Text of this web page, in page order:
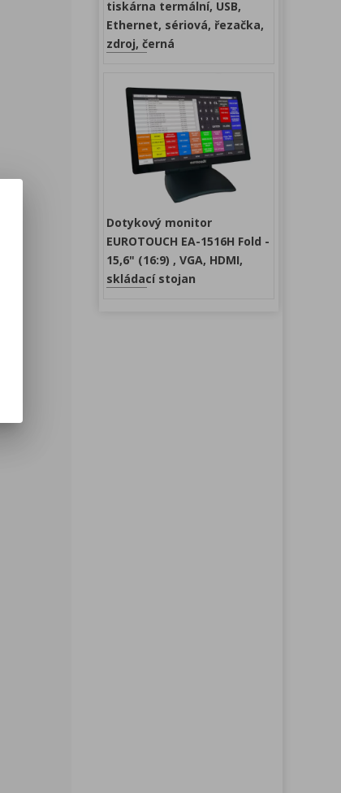
tiskárna termální, USB,
Ethernet, sériová, řezačka,
zdroj, černá
Dotykový monitor
EUROTOUCH EA-1516H Fold -
15,6" (16:9) , VGA, HDMI,
skládací stojan